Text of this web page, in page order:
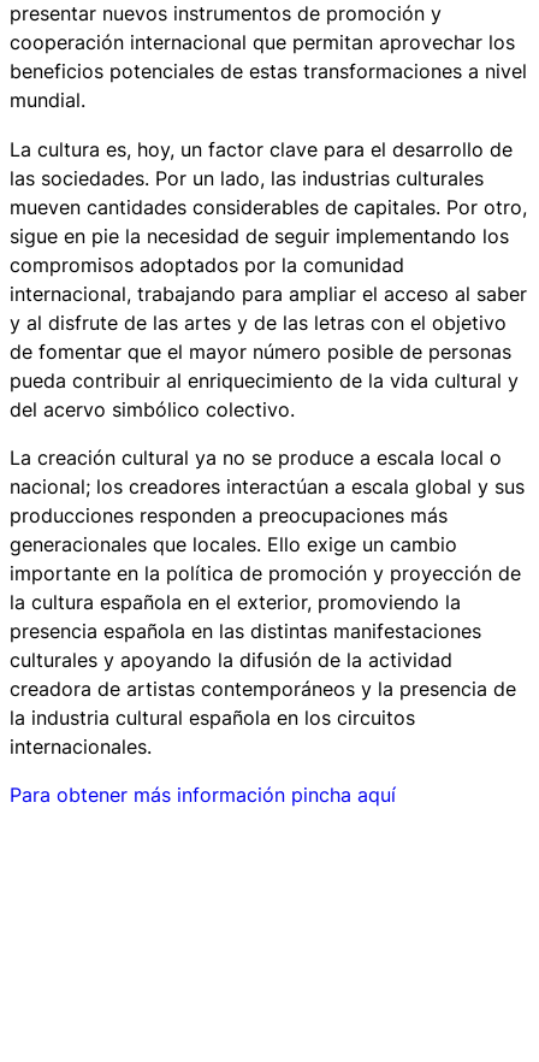
presentar nuevos instrumentos de promoción y
cooperación internacional que permitan aprovechar los
beneficios potenciales de estas transformaciones a nivel
mundial.
La cultura es, hoy, un factor clave para el desarrollo de
las sociedades. Por un lado, las industrias culturales
mueven cantidades considerables de capitales. Por otro,
sigue en pie la necesidad de seguir implementando los
compromisos adoptados por la comunidad
internacional, trabajando para ampliar el acceso al saber
y al disfrute de las artes y de las letras con el objetivo
de fomentar que el mayor número posible de personas
pueda contribuir al enriquecimiento de la vida cultural y
del acervo simbólico colectivo.
La creación cultural ya no se produce a escala local o
nacional; los creadores interactúan a escala global y sus
producciones responden a preocupaciones más
generacionales que locales. Ello exige un cambio
importante en la política de promoción y proyección de
la cultura española en el exterior, promoviendo la
presencia española en las distintas manifestaciones
culturales y apoyando la difusión de la actividad
creadora de artistas contemporáneos y la presencia de
la industria cultural española en los circuitos
internacionales.
Para obtener más información pincha aquí